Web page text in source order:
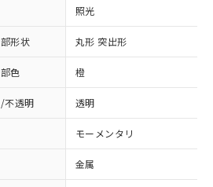
照光
形状 丸形 突出形
色 橙
不透明 透明
モーメンタリ
金属